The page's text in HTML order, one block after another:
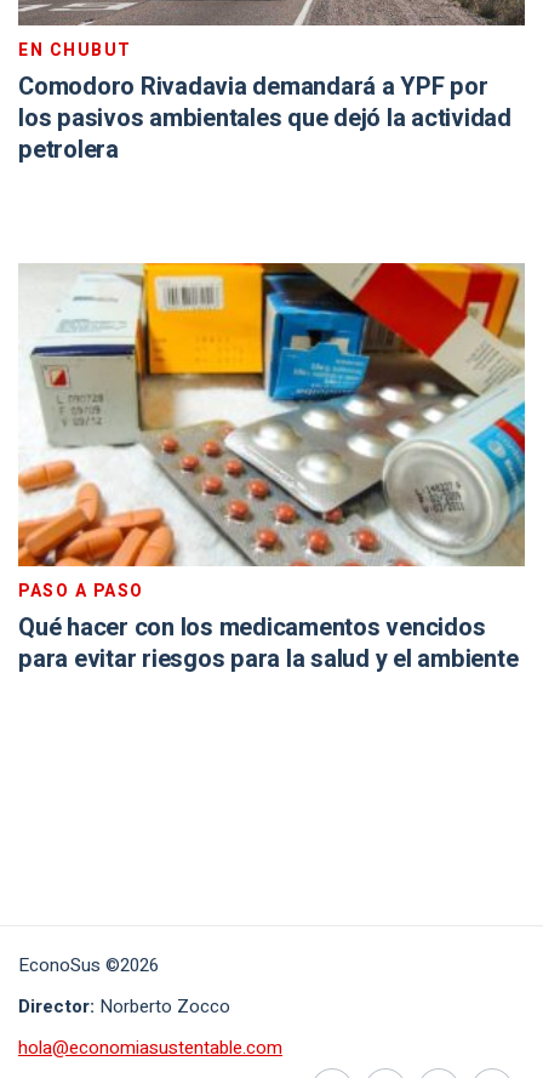
EN CHUBUT
Comodoro Rivadavia demandará a YPF por
los pasivos ambientales que dejó la actividad
petrolera
PASO A PASO
Qué hacer con los medicamentos vencidos
para evitar riesgos para la salud y el ambiente
EconoSus ©2026
Director: Norberto Zocco
hola@economiasustentable.com